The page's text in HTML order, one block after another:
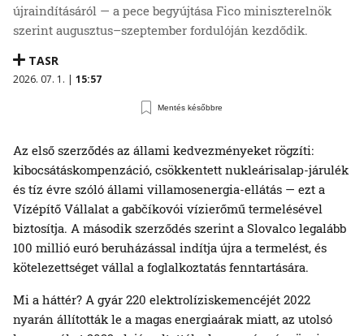
újraindításáról — a pece begyújtása Fico miniszterelnök
szerint augusztus–szeptember fordulóján kezdődik.
TASR
2026. 07. 1. | 15:57
Mentés későbbre
Az első szerződés az állami kedvezményeket rögzíti:
kibocsátáskompenzáció, csökkentett nukleárisalap-járulék
és tíz évre szóló állami villamosenergia-ellátás — ezt a
Vízépítő Vállalat a gabčíkovói vízierőmű termelésével
biztosítja. A második szerződés szerint a Slovalco legalább
100 millió euró beruházással indítja újra a termelést, és
kötelezettséget vállal a foglalkoztatás fenntartására.
Mi a háttér? A gyár 220 elektrolíziskemencéjét 2022
nyarán állították le a magas energiaárak miatt, az utolsó